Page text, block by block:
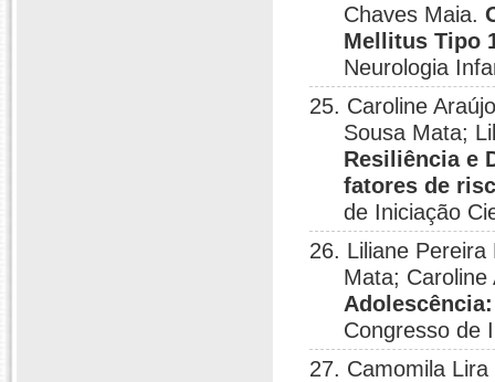
Chaves Maia.
Mellitus Tipo
Neurologia
25. Caroline
Sousa Mata;
Resiliência e
fatores de
de Iniciação
26. Liliane
Mata;
Congresso de
27. Camomila